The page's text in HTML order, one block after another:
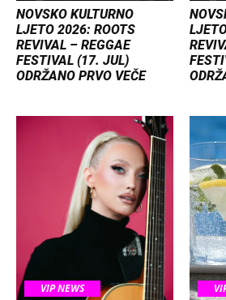
NOVSKO KULTURNO
LJETO 2026: ROOTS
REVIVAL – REGGAE
FESTIVAL (17. JUL)
ODRŽANO PRVO VEČE
VIP NEWS